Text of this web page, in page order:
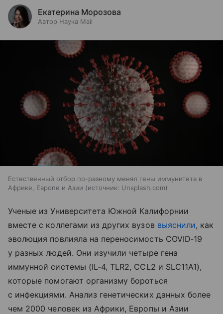
Екатерина Морозова
Автор Наука Mail
Естественный отбор по-разному менял гены иммунитета в
Африке, Европе и Азии
источник: Unsplash.com
Ученые из Университета Южной Калифорнии
вместе с коллегами из других вузов выяснили, как
эволюция повлияла на переносимость COVID‑19
у разных людей. Они изучили четыре гена
иммунной системы (IL‑4, TLR2, CCL2 и SLC11A1),
которые помогают организму бороться
с инфекциями. Анализ генетических данных более
чем 2000 человек из Африки, Европы и Азии